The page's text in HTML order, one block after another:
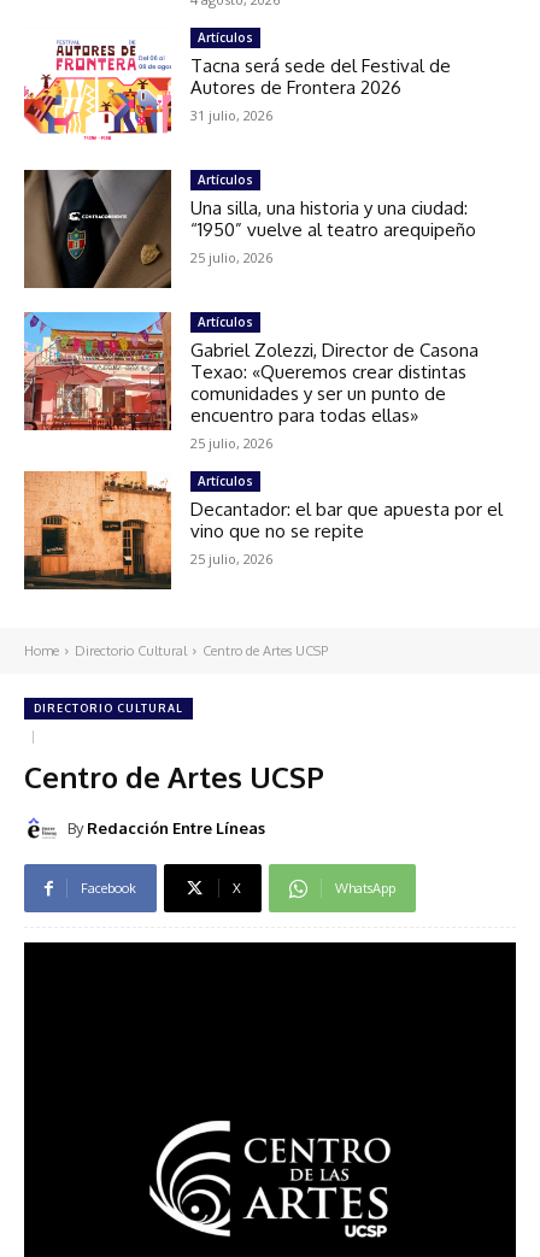
Artículos
Tacna será sede del Festival de
Autores de Frontera 2026
31 julio, 2026
Artículos
Una silla, una historia y una ciudad:
“1950” vuelve al teatro arequipeño
25 julio, 2026
Artículos
Gabriel Zolezzi, Director de Casona
Texao: «Queremos crear distintas
comunidades y ser un punto de
encuentro para todas ellas»
25 julio, 2026
Artículos
Decantador: el bar que apuesta por el
vino que no se repite
25 julio, 2026